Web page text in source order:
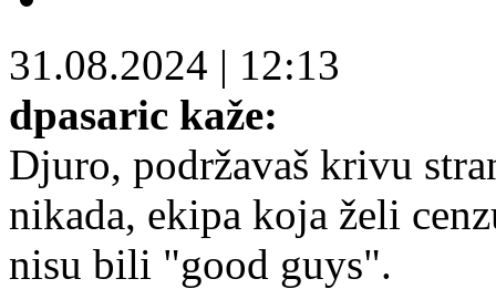
31.08.2024 | 12:13
dpasaric kaže:
Djuro, podržavaš krivu
nikada, ekipa koja želi
nisu bili "good guys".